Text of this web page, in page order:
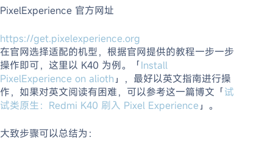
PixelExperience 官方网址
https://get.pixelexperience.org
在官网选择适配的机型，根据官网提供的教程一步一步
操作即可，这里以 K40 为例。「Install
PixelExperience on alioth」，最好以英文指南进行操
作，如果对英文阅读有困难，可以参考这一篇博文「试
试类原生：Redmi K40 刷入 Pixel Experience」。
大致步骤可以总结为：